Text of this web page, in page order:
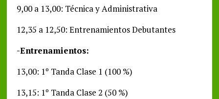
9,00 a 13,00: Técnica y Administrativa
12,35 a 12,50: Entrenamientos Debutantes
-Entrenamientos:
13,00: 1º Tanda Clase 1 (100 %)
13,15: 1º Tanda Clase 2 (50 %)